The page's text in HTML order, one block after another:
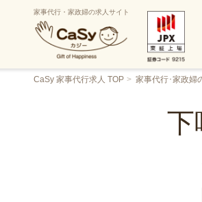
家事代行・家政婦の求人サイト
CaSy 家事代行求人 TOP 家事代行･家政婦
下